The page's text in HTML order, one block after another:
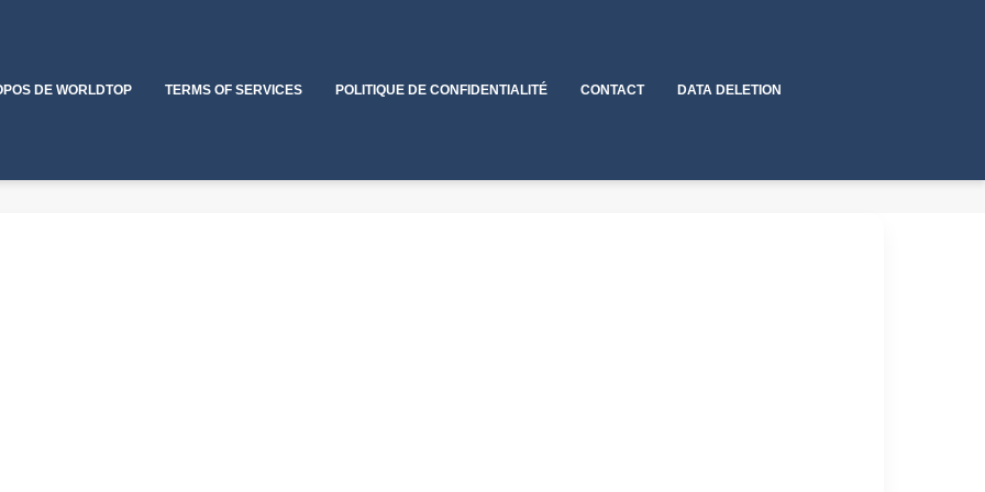
DE WORLDTOP TERMS OF SERVICES POLITIQUE DE CONFIDENTIALITÉ CONTACT DATA DELETION